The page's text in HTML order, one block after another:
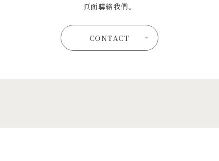
頁面聯絡我們。
CONTACT